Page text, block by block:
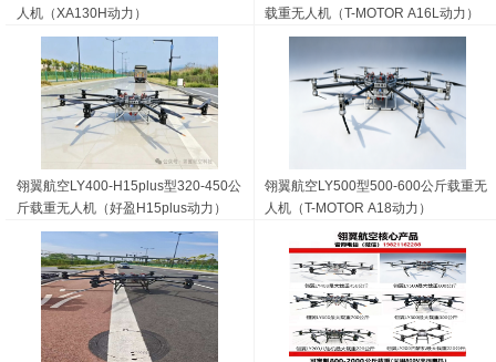
人机（XA130H动力）
载重无人机（T-MOTOR A16L动力）
翎翼航空LY400-H15plus型320-450公
斤载重无人机（好盈H15plus动力）
翎翼航空LY500型500-600公斤载重无
人机（T-MOTOR A18动力）